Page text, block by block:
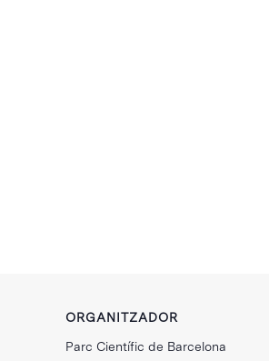
ORGANITZADOR
Parc Científic de Barcelona